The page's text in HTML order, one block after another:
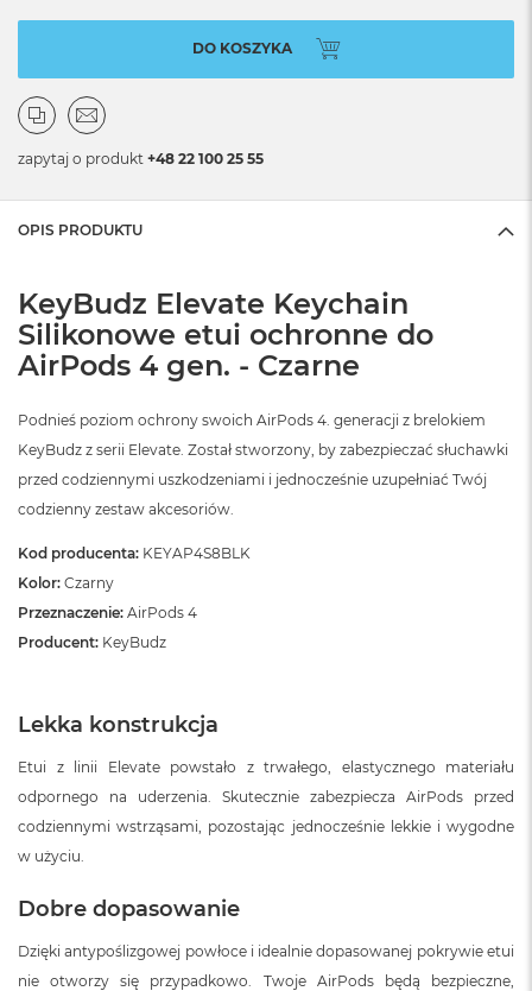
DO KOSZYKA
zapytaj o produkt +48 22 100 25 55
OPIS PRODUKTU
KeyBudz Elevate Keychain
Silikonowe etui ochronne do
AirPods 4 gen. - Czarne
Podnieś poziom ochrony swoich AirPods 4. generacji z brelokiem
KeyBudz z serii Elevate. Został stworzony, by zabezpieczać słuchawki
przed codziennymi uszkodzeniami i jednocześnie uzupełniać Twój
codzienny zestaw akcesoriów.
Kod producenta: KEYAP4S8BLK
Kolor: Czarny
Przeznaczenie: AirPods 4
Producent: KeyBudz
Lekka konstrukcja
Etui z linii Elevate powstało z trwałego, elastycznego materiału
odpornego na uderzenia. Skutecznie zabezpiecza AirPods przed
codziennymi wstrząsami, pozostając jednocześnie lekkie i wygodne
w użyciu.
Dobre dopasowanie
Dzięki antypoślizgowej powłoce i idealnie dopasowanej pokrywie etui
nie otworzy się przypadkowo. Twoje AirPods będą bezpieczne,